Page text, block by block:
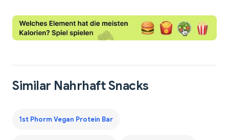
Similar Nahrhaft Snacks
1st Phorm Vegan Protein Bar